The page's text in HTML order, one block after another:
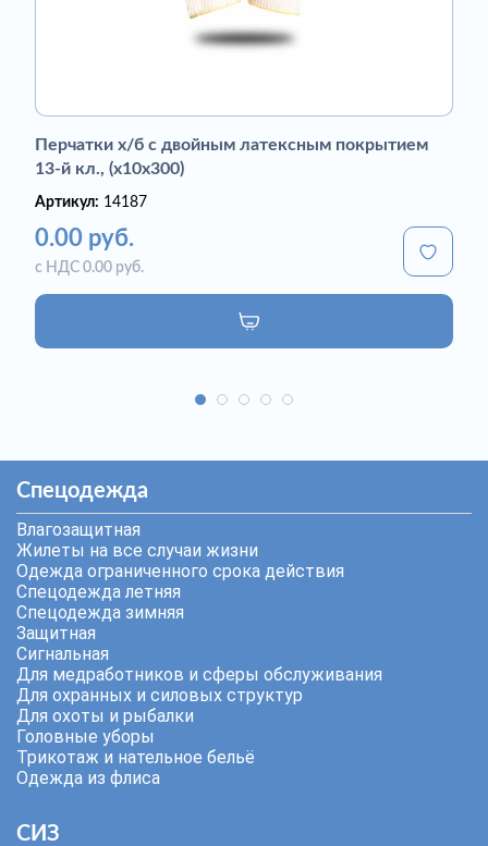
Перчатки х/б с двойным латексным покрытием
13-й кл., (х10х300)
Артикул: 14187
0.00 руб.
с НДС 0.00 руб.
Спецодежда
Влагозащитная
Жилеты на все случаи жизни
Одежда ограниченного срока действия
Спецодежда летняя
Спецодежда зимняя
Защитная
Сигнальная
Для медработников и сферы обслуживания
Для охранных и силовых структур
Для охоты и рыбалки
Головные уборы
Трикотаж и нательное бельё
Одежда из флиса
СИЗ